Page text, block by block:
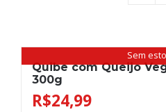
Sem
Quibe com Queijo
300g
R$24,99